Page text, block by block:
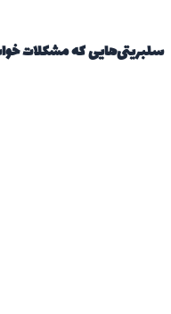
سلبریتی‌هایی که مشکلات